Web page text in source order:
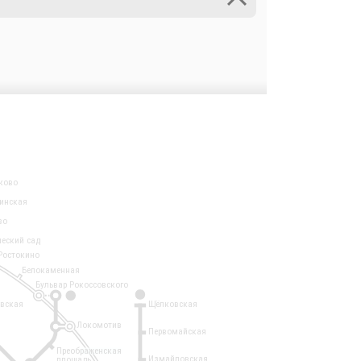
1
Локомотив
сад
Белокаменная
Щёлковская
Первомайская
Измайловская
Бульвар Рокоссовского
Преображенская